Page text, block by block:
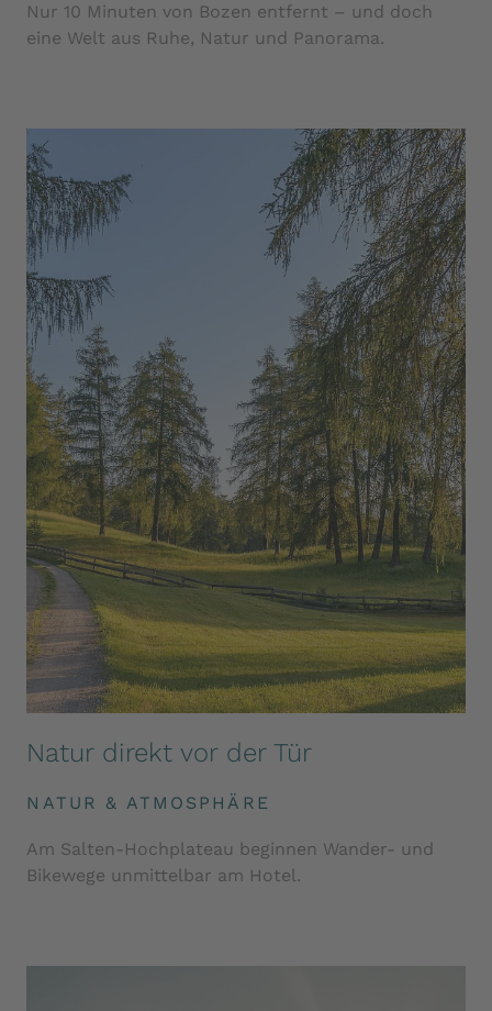
Nur 10 Minuten von Bozen entfernt – und doch
eine Welt aus Ruhe, Natur und Panorama.
Natur direkt vor der Tür
NATUR & ATMOSPHÄRE
Am Salten-Hochplateau beginnen Wander- und
Bikewege unmittelbar am Hotel.